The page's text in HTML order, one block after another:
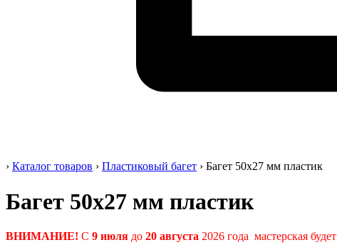
› Каталог товаров › Пластиковый багет › Багет 50x27 мм пластик
Багет 50x27 мм пластик
ВНИМАНИЕ! С 9 июля до 20 августа 2026 года мастерская будет